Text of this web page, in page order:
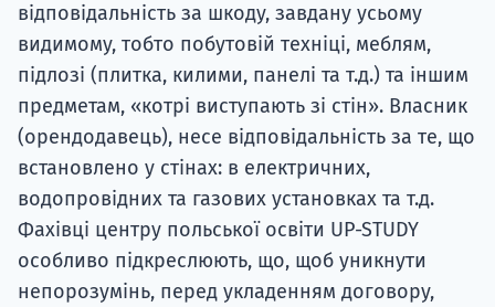
відповідальність за шкоду, завдану усьому
видимому, тобто побутовій техніці, меблям,
підлозі (плитка, килими, панелі та т.д.) та іншим
предметам, «котрі виступають зі стін». Власник
(орендодавець), несе відповідальність за те, що
встановлено у стінах: в електричних,
водопровідних та газових установках та т.д.
Фахівці центру польської освіти UP-STUDY
особливо підкреслюють, що, щоб уникнути
непорозумінь, перед укладенням договору,